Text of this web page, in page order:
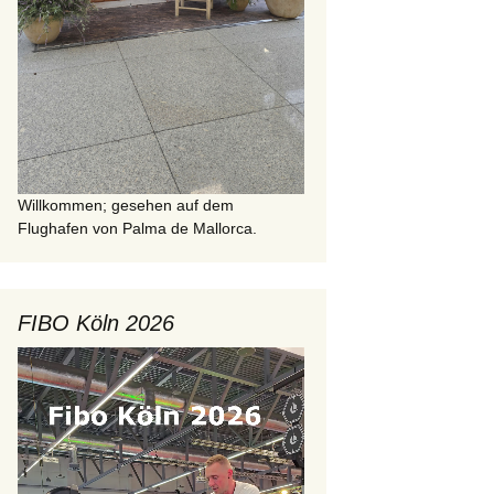
Willkommen; gesehen auf dem
Flughafen von Palma de Mallorca.
FIBO Köln 2026
Video-
Player